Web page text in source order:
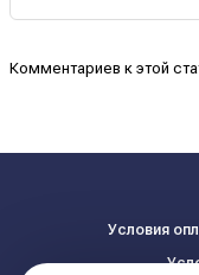
Комментариев к этой
Условия